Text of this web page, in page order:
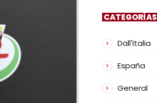
CATEGORÍAS
Dall'Italia
España
General